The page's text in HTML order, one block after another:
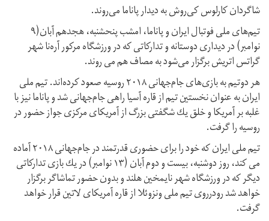
شاگردان كارلوس كی‌روش به ديدار پاناما می‌روند.
تيم‌های ملی فوتبال ايران و پاناما، امشب پنحشنبه، هجدهم آبان(٩
نوامبر) در ديداری دوستانه و تداركاتی كه در ورزشگاه مركور آره‌نا شهر
گراتس اتريش برگزار می‌شود به مصاف هم می روند.
هر دوتيم به بازی‌های جام‌جهانی ٢٠١٨ روسيه صعود كرده‌اند. تيم ملی
ايران به عنوان نخستين تيم از قاره آسيا راهی جام‌جهانی شد و پاناما نيز با
غلبه بر آمريكا و خلق يك شگفتی بزرگ از آمريكای مركزی جواز حضور در
روسيه را گرفت.
تيم ملی ايران كه خود را برای حضوری قدرتمند در جام‌جهانی ٢٠١٨ آماده
می كند، روز دوشنبه، بيست و دوم آبان (١٣ نوامبر) در يك بازی تداركاتی
ديگر كه در ورزشگاه شهر نايمخين هلند و بدون حضور تماشاگر برگزار
خواهد شد رو‌درروی تيم ملی ونزوئلا از قاره آمريكای لاتين قرار خواهد
گرفت.